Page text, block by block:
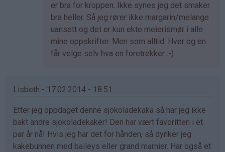
Therese
(ikke
bekreftet)
er bra for kroppen. Ikke synes jeg det smaker
bra heller. Så jeg rører ikke margarin/melange
uansett og det er kun ekte meierismør i alle
mine oppskrifter. Men som alltid: Hver og en
får velge selv hva en foretrekker :-)
Lisbeth - 17.02.2014 - 18:51
Etter jeg oppdaget denne sjokoladekaka så har jeg ikke
bakt andre sjokoladekaker! Den har vært favoritten i et
par år nå! Hvis jeg har det for hånden, så dynker jeg
kakebunnen med baileys eller grand marnier. Har også et